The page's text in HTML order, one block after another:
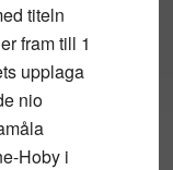
titeln
fram till 1
upplaga
nio
Hoby i